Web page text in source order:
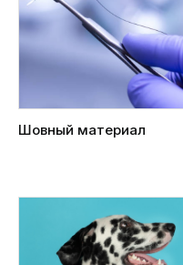
Шовный материал